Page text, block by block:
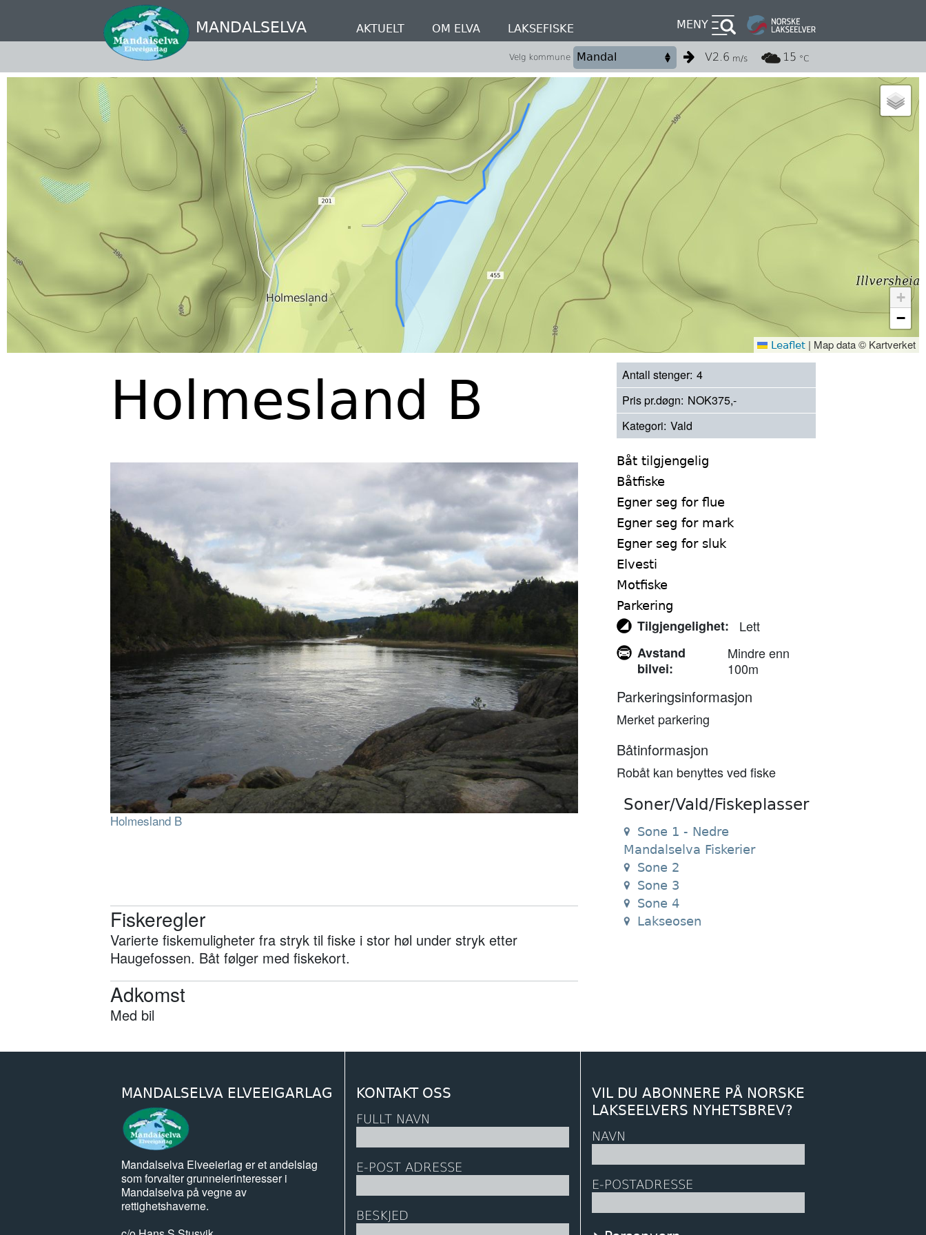
hovedinnhold
MANDALSELVA AKTUELT OM ELVA LAKSEFISKE MENY
Velg kommune V2.6 m/s 15 °C
+
−
Leaflet | Map data © Kartverket
Holmesland B
Holmesland B
Fiskeregler
Varierte fiskemuligheter fra stryk til fiske i stor høl under stryk etter
Haugefossen. Båt følger med fiskekort.
Adkomst
Med bil
Antall stenger 4
Pris pr.døgn NOK375,-
Kategori Vald
Båt tilgjengelig
Båtfiske
Egner seg for flue
Egner seg for mark
Egner seg for sluk
Elvesti
Motfiske
Parkering
Tilgjengelighet
Lett
Avstand
bilvei
Mindre enn
100m
Parkeringsinformasjon
Merket parkering
Båtinformasjon
Robåt kan benyttes ved fiske
Soner/Vald/Fiskeplasser
Sone 1 - Nedre
Mandalselva Fiskerier
Sone 2
Sone 3
Sone 4
Lakseosen
MANDALSELVA ELVEEIGARLAG
Mandalselva Elveeierlag er et andelslag
som forvalter grunneierinteresser i
Mandalselva på vegne av
rettighetshaverne.
KONTAKT OSS
FULLT NAVN
E-POST ADRESSE
BESKJED
VIL DU ABONNERE PÅ NORSKE
LAKSEELVERS NYHETSBREV?
NAVN
E-POSTADRESSE